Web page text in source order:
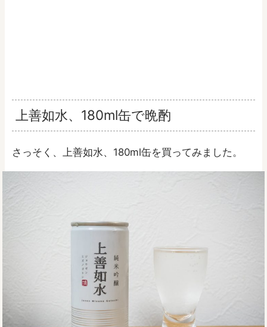
上善如水、180ml缶で晩酌
さっそく、上善如水、180ml缶を買ってみました。